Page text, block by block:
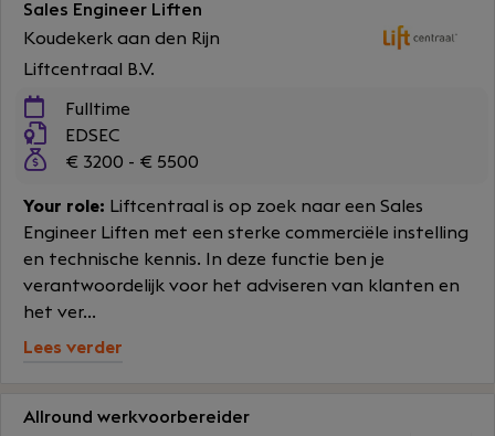
Sales Engineer Liften
Koudekerk aan den Rijn
Liftcentraal B.V.
Fulltime
EDSEC
€ 3200 - € 5500
Your role: Liftcentraal is op zoek naar een Sales
Engineer Liften met een sterke commerciële instelling
en technische kennis. In deze functie ben je
verantwoordelijk voor het adviseren van klanten en
het ver...
Lees verder
Allround werkvoorbereider